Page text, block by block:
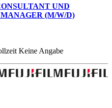
UND
(M/W/D)
Keine Angabe